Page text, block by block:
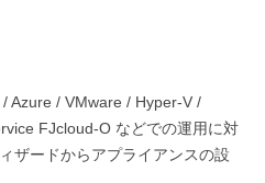
Azure / VMware / Hyper-V /
FJcloud-O などでの運用に対
ザードからアプライアンスの設